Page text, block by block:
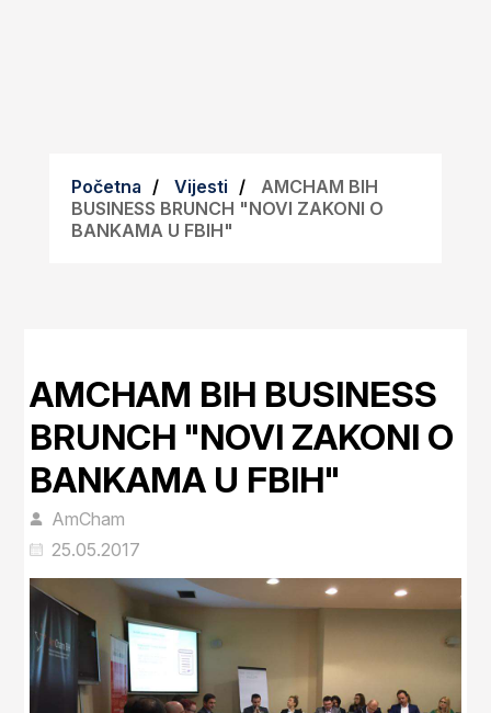
Početna Vijesti
AMCHAM BIH
BUSINESS BRUNCH "NOVI ZAKONI O
BANKAMA U FBIH"
AMCHAM BIH BUSINESS
BRUNCH "NOVI ZAKONI O
BANKAMA U FBIH"
AmCham
25.05.2017